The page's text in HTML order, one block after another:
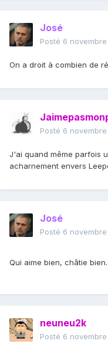
José
Posté 6
On a droit à combien de
Posté 6
J'ai quand même parfois
acharnement envers
José
Posté 6
Qui aime bien, châtie bien.
neuneu2k
Posté 6